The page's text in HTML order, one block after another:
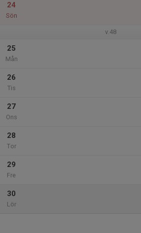
24
Sön
v.48
25
Mån
26
Tis
27
Ons
28
Tor
29
Fre
30
Lör